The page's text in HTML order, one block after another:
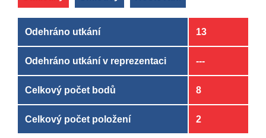
Odehráno utkání 13
Odehráno utkání v reprezentaci ---
Celkový počet bodů 8
Celkový počet položení 2